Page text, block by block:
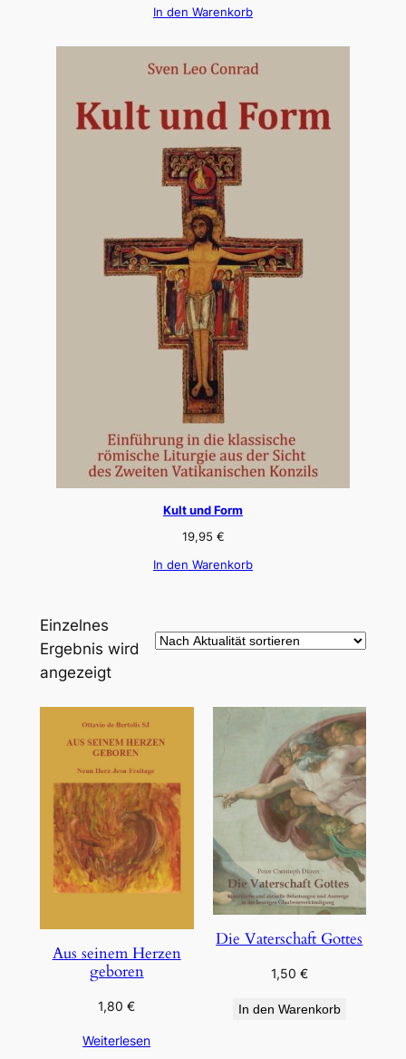
In den Warenkorb
Kult und Form
19,95 €
In den Warenkorb
Einzelnes
Ergebnis wird
angezeigt
Aus seinem Herzen
geboren
1,80€
Weiterlesen
Die Vaterschaft Gottes
1,50 €
In den Warenkorb